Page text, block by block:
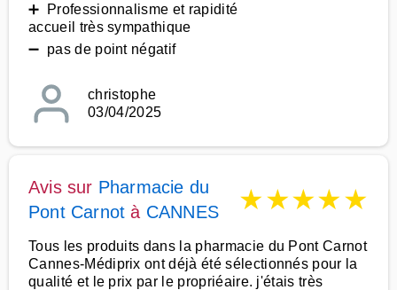
➕ Professionnalisme et rapidité
accueil très sympathique
➖ pas de point négatif
christophe
03/04/2025
Avis sur Pharmacie du
Pont Carnot à CANNES ★★★★★
Tous les produits dans la pharmacie du Pont Carnot
Cannes-Médiprix ont déjà été sélectionnés pour la
qualité et le prix par le propriéaire. j'étais très